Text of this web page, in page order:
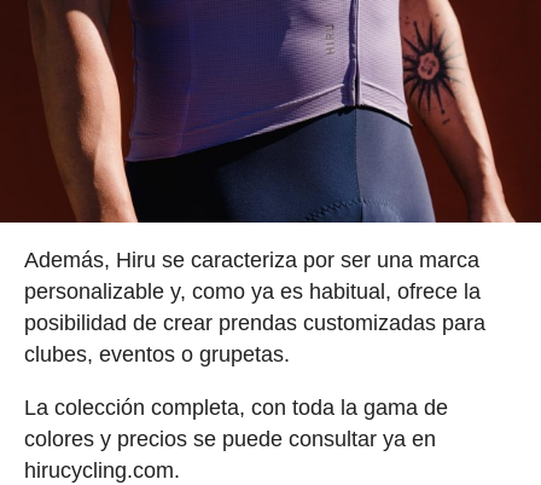
Además, Hiru se caracteriza por ser una marca
personalizable y, como ya es habitual, ofrece la
posibilidad de crear prendas customizadas para
clubes, eventos o grupetas.
La colección completa, con toda la gama de
colores y precios se puede consultar ya en
hirucycling.com.